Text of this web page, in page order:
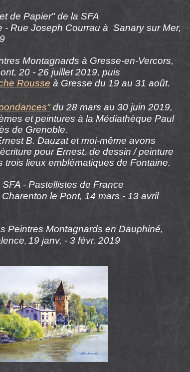
de Papier" de la SFA
- Rue Joseph Courrau à Sanary sur Mer,
Montagnards à Gresse-en-Vercors,
20 - 26 juillet 2019, puis
Rousse à Gresse du 19 au 31 août.
du 28 mars au 30 juin 2019,
et peintures à la Médiathèque Paul
de Grenoble.
B. Dauzat et moi-même avons
pour Ernest, de dessin / peinture
trois lieux emblématiques de Fontaine.
- Pastellistes de France
le Pont, 14 mars - 13 avril
Peintres Montagnards en Dauphiné,
, 19 janv. - 3 févr. 2019